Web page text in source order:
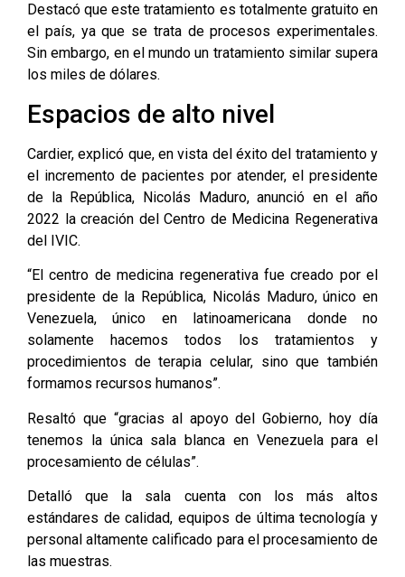
Destacó que este tratamiento es totalmente gratuito en
el país, ya que se trata de procesos experimentales.
Sin embargo, en el mundo un tratamiento similar supera
los miles de dólares.
Espacios de alto nivel
Cardier, explicó que, en vista del éxito del tratamiento y
el incremento de pacientes por atender, el presidente
de la República, Nicolás Maduro, anunció en el año
2022 la creación del Centro de Medicina Regenerativa
del IVIC.
“El centro de medicina regenerativa fue creado por el
presidente de la República, Nicolás Maduro, único en
Venezuela, único en latinoamericana donde no
solamente hacemos todos los tratamientos y
procedimientos de terapia celular, sino que también
formamos recursos humanos”.
Resaltó que “gracias al apoyo del Gobierno, hoy día
tenemos la única sala blanca en Venezuela para el
procesamiento de células”.
Detalló que la sala cuenta con los más altos
estándares de calidad, equipos de última tecnología y
personal altamente calificado para el procesamiento de
las muestras.